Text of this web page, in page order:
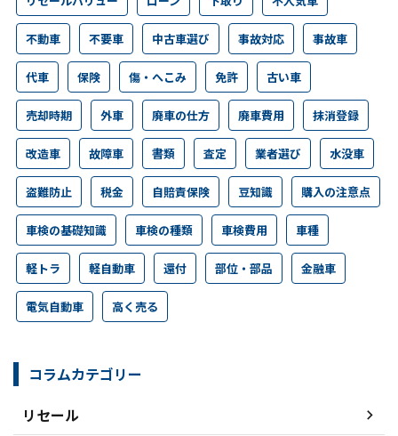
不動車 不要車 中古車選び 事故対応 事故車
代車 保険 傷・へこみ 免許 古い車
売却時期 外車 廃車の仕方 廃車費用 抹消登録
改造車 故障車 書類 査定 業者選び 水没車
盗難防止 税金 自賠責保険 豆知識 購入の注意点
車検の基礎知識 車検の種類 車検費用 車種
軽トラ 軽自動車 還付 部位・部品 金融車
電気自動車 高く売る
コラムカテゴリー
リセール